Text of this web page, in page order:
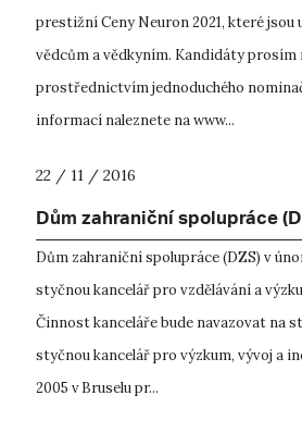
prestižní Ceny Neuron 2021, které jsou
vědcům a vědkyním. Kandidáty
prostřednictvím jednoduchého
informací naleznete na www...
22 / 11 / 2016
Dům zahraniční spolupráce
Dům zahraniční spolupráce (DZS) v
styčnou kancelář pro vzdělávání a
Činnost kanceláře bude navazovat na
styčnou kancelář pro výzkum, vývoj a
2005 v Bruselu pr...